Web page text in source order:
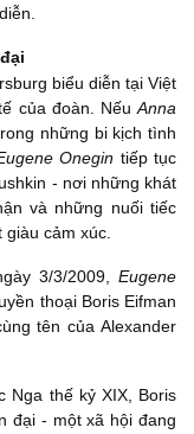
biểu diễn tại Việt
của đoàn. Nếu Anna
những bi kịch tình
Onegin tiếp tục
- nơi những khát
và những nuối tiếc
cảm xúc.
3/3/2009, Eugene
thoại Boris Eifman
tên của Alexander
Nga thế kỷ XIX, Boris
đại - một xã hội đang